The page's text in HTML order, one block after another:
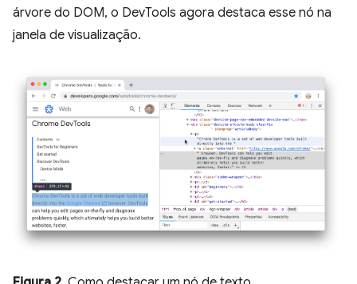
árvore do DOM, o DevTools agora destaca esse nó na
janela de visualização.